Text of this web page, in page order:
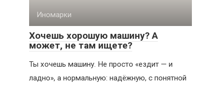
Иномарки
Хочешь хорошую машину? А
может, не там ищете?
Ты хочешь машину. Не просто «ездит — и
ладно», а нормальную: надёжную, с понятной